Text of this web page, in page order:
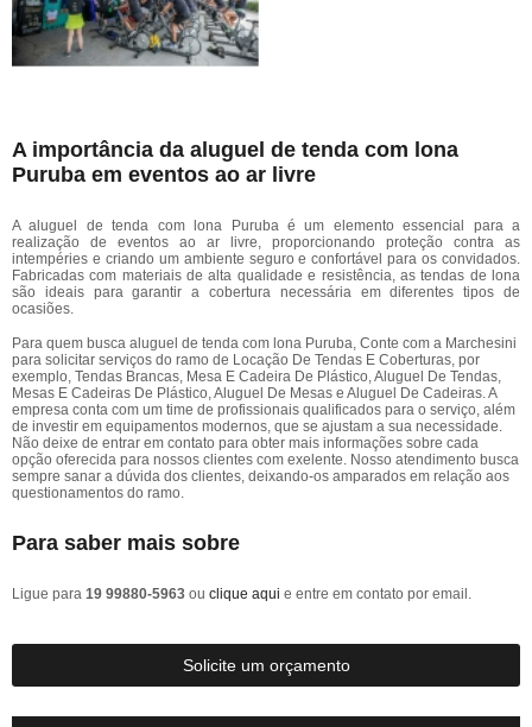
A importância da aluguel de tenda com lona
Puruba em eventos ao ar livre
A aluguel de tenda com lona Puruba é um elemento essencial para a
realização de eventos ao ar livre, proporcionando proteção contra as
intempéries e criando um ambiente seguro e confortável para os convidados.
Fabricadas com materiais de alta qualidade e resistência, as tendas de lona
são ideais para garantir a cobertura necessária em diferentes tipos de
ocasiões.
Para quem busca aluguel de tenda com lona Puruba, Conte com a Marchesini
para solicitar serviços do ramo de Locação De Tendas E Coberturas, por
exemplo, Tendas Brancas, Mesa E Cadeira De Plástico, Aluguel De Tendas,
Mesas E Cadeiras De Plástico, Aluguel De Mesas e Aluguel De Cadeiras. A
empresa conta com um time de profissionais qualificados para o serviço, além
de investir em equipamentos modernos, que se ajustam a sua necessidade.
Não deixe de entrar em contato para obter mais informações sobre cada
opção oferecida para nossos clientes com exelente. Nosso atendimento busca
sempre sanar a dúvida dos clientes, deixando-os amparados em relação aos
questionamentos do ramo.
Para saber mais sobre
Ligue para 19 99880-5963 ou clique aqui e entre em contato por email.
Solicite um orçamento